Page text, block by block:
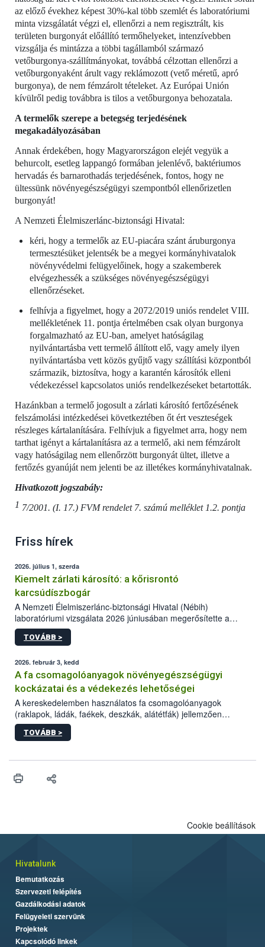
az előző évekhez képest 30%-kal több szemlét és laboratóriumi
minta vizsgálatát végzi el, ellenőrzi a nem regisztrált, kis
területen burgonyát előállító termőhelyeket, intenzívebben
vizsgálja és mintázza a többi tagállamból származó
vetőburgonya-szállítmányokat, továbbá célzottan ellenőrzi a
vetőburgonyaként árult vagy reklámozott (vető méretű, apró
burgonya), de nem fémzárolt tételeket. Az Európai Unión
kívülről pedig továbbra is tilos a vetőburgonya behozatala.
A termelők szerepe a betegség terjedésének
megakadályozásában
Annak érdekében, hogy Magyarországon elejét vegyük a
behurcolt, esetleg lappangó formában jelenlévő, baktériumos
hervadás és barnarothadás terjedésének, fontos, hogy ne
ültessünk növényegészségügyi szempontból ellenőrizetlen
burgonyát!
A Nemzeti Élelmiszerlánc-biztonsági Hivatal:
kéri, hogy a termelők az EU-piacára szánt áruburgonya
termesztésüket jelentsék be a megyei kormányhivatalok
növényvédelmi felügyelőinek, hogy a szakemberek
elvégezhessék a szükséges növényegészségügyi
ellenőrzéseket.
felhívja a figyelmet, hogy a 2072/2019 uniós rendelet VIII.
mellékletének 11. pontja értelmében csak olyan burgonya
forgalmazható az EU-ban, amelyet hatóságilag
nyilvántartásba vett termelő állított elő, vagy amely ilyen
nyilvántartásba vett közös gyűjtő vagy szállítási központból
származik, biztosítva, hogy a karantén károsítók elleni
védekezéssel kapcsolatos uniós rendelkezéseket betartották.
Hazánkban a termelő jogosult a zárlati károsító fertőzésének
felszámolási intézkedései következtében őt ért veszteségek
részleges kártalanítására. Felhívjuk a figyelmet arra, hogy nem
tarthat igényt a kártalanításra az a termelő, aki nem fémzárolt
vagy hatóságilag nem ellenőrzött burgonyát ültet, illetve a
fertőzés gyanúját nem jelenti be az illetékes kormányhivatalnak.
Hivatkozott jogszabály:
1 7/2001. (I. 17.) FVM rendelet 7. számú melléklet 1.2. pontja
Friss hírek
2026. július 1, szerda
Kiemelt zárlati károsító: a kőrisrontó
karcsúdíszbogár
A Nemzeti Élelmiszerlánc-biztonsági Hivatal (Nébih)
laboratóriumi vizsgálata 2026 júniusában megerősítette a
kőrisrontó karcsúdíszbogár (Agrilus planipennis) jelenlétét
Beregsurány térségében.
TOVÁBB >
2026. február 3, kedd
A fa csomagolóanyagok növényegészségügyi
kockázatai és a védekezés lehetőségei
A kereskedelemben használatos fa csomagolóanyagok
(raklapok, ládák, faékek, deszkák, alátétfák) jellemzően
gyengébb minőségű, kezeletlen anyaga rejtekhelyet és
táplálékot biztosít a különféle károsítók számára. A globális
zárlati és kiemelt zárlati károsítók, majd az új területeken
veszteséget okozhatnak. Emiatt a faanyagokban megbújó
jelölés kötelező elemeinek ismerete segítséget jelent az
érintettek (pl. fuvarozók) számára.
TOVÁBB >
Cookie beállítások
Hivatalunk
Bemutatkozás
Szervezeti felépítés
Gazdálkodási adatok
Felügyeleti szervünk
Projektek
Kapcsolódó linkek